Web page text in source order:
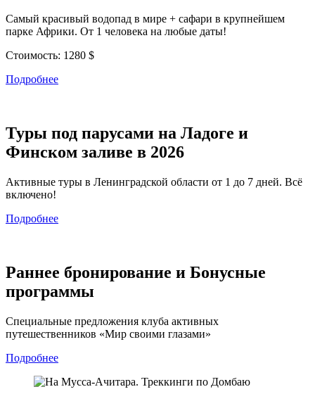
Самый красивый водопад в мире + сафари в крупнейшем
парке Африки. От 1 человека на любые даты!
Стоимость: 1280 $
Подробнее
Туры под парусами на Ладоге и
Финском заливе в 2026
Активные туры в Ленинградской области от 1 до 7 дней. Всё
включено!
Подробнее
Раннее бронирование и Бонусные
программы
Специальные предложения клуба активных
путешественников «Мир своими глазами»
Подробнее